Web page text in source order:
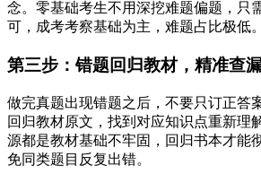
念。零基础考生不用深挖难题偏题，只
可，成考考察基础为主，难题占比极低。
第三步：错题回归教材，精准查
做完真题出现错题之后，不要只订正答
回归教材原文，找到对应知识点重新理
源都是教材基础不牢固，回归书本才能
免同类题目反复出错。